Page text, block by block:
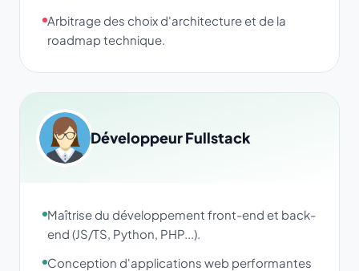
Arbitrage des choix d'architecture et de la
roadmap technique.
Développeur Fullstack
Maîtrise du développement front-end et back-
end (JS/TS, Python, PHP...).
Conception d'applications web performantes